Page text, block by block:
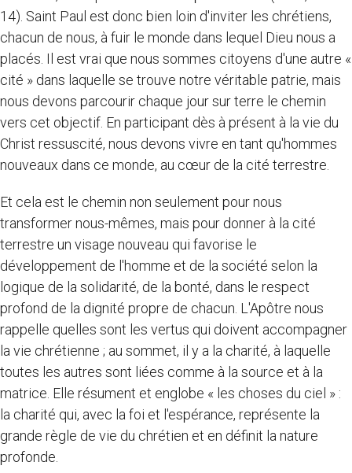
14). Saint Paul est donc bien loin d'inviter les chrétiens,
chacun de nous, à fuir le monde dans lequel Dieu nous a
placés. Il est vrai que nous sommes citoyens d'une autre «
cité » dans laquelle se trouve notre véritable patrie, mais
nous devons parcourir chaque jour sur terre le chemin
vers cet objectif. En participant dès à présent à la vie du
Christ ressuscité, nous devons vivre en tant qu'hommes
nouveaux dans ce monde, au cœur de la cité terrestre.
Et cela est le chemin non seulement pour nous
transformer nous-mêmes, mais pour donner à la cité
terrestre un visage nouveau qui favorise le
développement de l'homme et de la société selon la
logique de la solidarité, de la bonté, dans le respect
profond de la dignité propre de chacun. L'Apôtre nous
rappelle quelles sont les vertus qui doivent accompagner
la vie chrétienne ; au sommet, il y a la charité, à laquelle
toutes les autres sont liées comme à la source et à la
matrice. Elle résument et englobe « les choses du ciel » :
la charité qui, avec la foi et l'espérance, représente la
grande règle de vie du chrétien et en définit la nature
profonde.